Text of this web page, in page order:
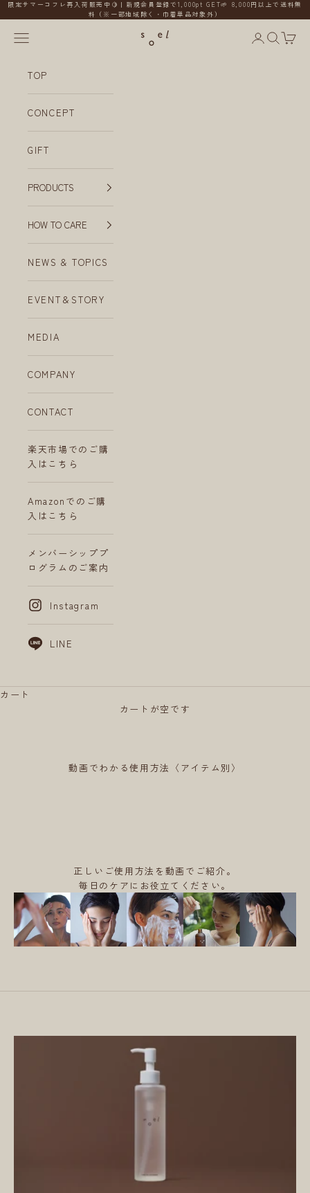
コンテンツへスキップ
限定サマーコフレ再入荷販売中🍋｜新規会員登録で1,000pt GET🌱 8,000円以上で送料無
料（※一部地域除く・巾着単品対象外）
soel
メニューを開く 会員ページ
検索を開
カー
TOP
CONCEPT
GIFT
PRODUCTS
HOW TO CARE
NEWS & TOPICS
EVENT＆STORY
MEDIA
COMPANY
CONTACT
楽天市場でのご購
入はこちら
Amazonでのご購
入はこちら
メンバーシッププ
ログラムのご案内
Instagram
LINE
カート
カートが空です
動画でわかる使用方法〈アイテム別〉
正しいご使用方法を動画でご紹介。
毎日のケアにお役立てください。